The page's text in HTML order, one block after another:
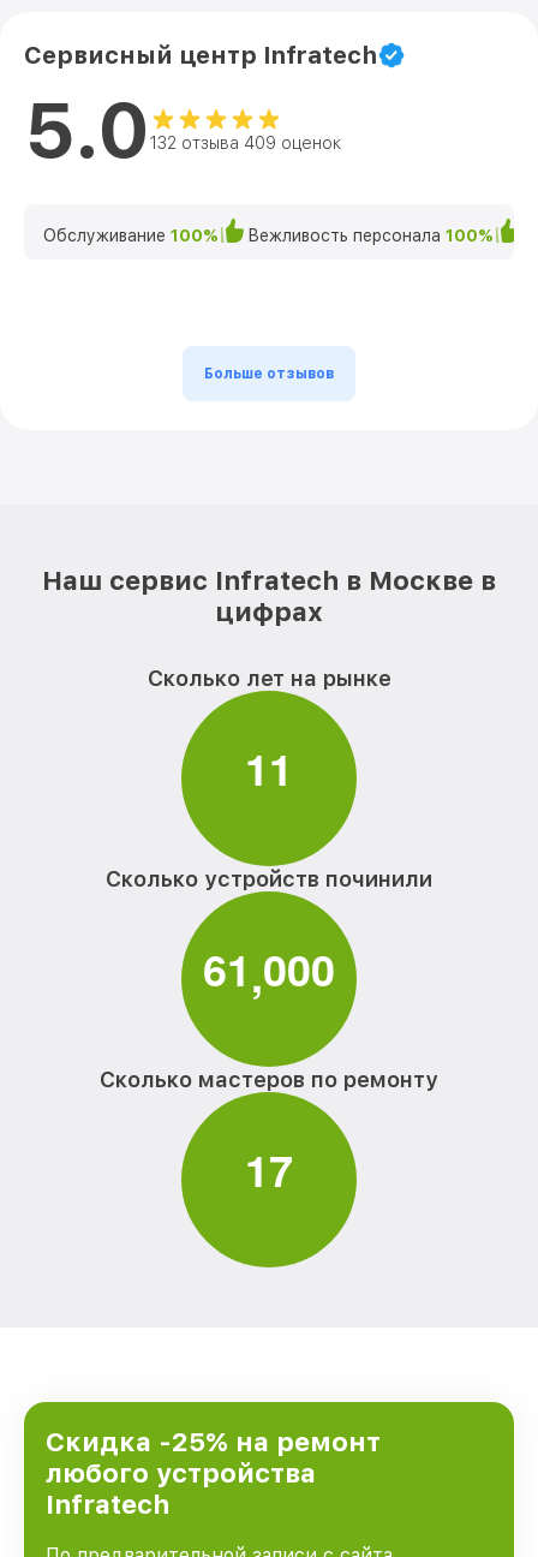
Сервисный центр Infratech
5.0 132 отзыва 409 оценок
Обслуживание 100% Вежливость персонала 100%
Больше отзывов
Наш сервис Infratech в Москве в
цифрах
Сколько лет на рынке
11
Сколько устройств починили
61,000
Сколько мастеров по ремонту
17
Скидка -25% на ремонт
любого устройства
Infratech